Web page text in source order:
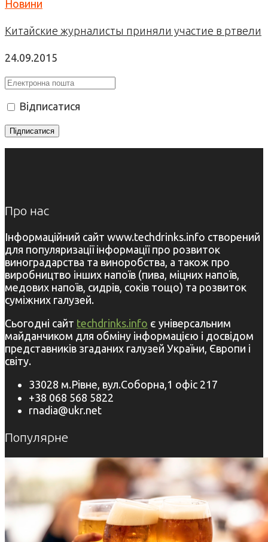
Новини
Китайские журналисты приняли участие в ртвели
24.09.2015
Відписатися
Про нас
Інформаційний сайт www.techdrinks.info створений
для популяризації інформації про розвиток
виноградарства та виноробства, а також про
виробництво інших напоїв (пива, міцних напоїв,
медових напоїв, сидрів, соків тощо) та розвиток
суміжних галузей.
Сьогодні сайт techdrinks.info є універсальним
майданчиком для обміну інформацією і досвідом
представників згаданих галузей України, Європи і
світу.
33028 м.Рівне, вул.Соборна,1 офіс 217
+38 068 568 5822
rnadia@ukr.net
Популярне